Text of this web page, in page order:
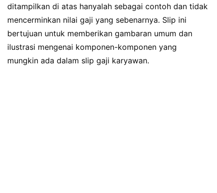
ditampilkan di atas hanyalah sebagai contoh dan tidak
mencerminkan nilai gaji yang sebenarnya. Slip ini
bertujuan untuk memberikan gambaran umum dan
ilustrasi mengenai komponen-komponen yang
mungkin ada dalam slip gaji karyawan.